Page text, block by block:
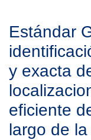
Estándar
y exacta
eficiente
largo de